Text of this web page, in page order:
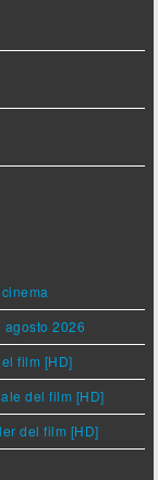
2026
film [HD]
del film [HD]
del film [HD]